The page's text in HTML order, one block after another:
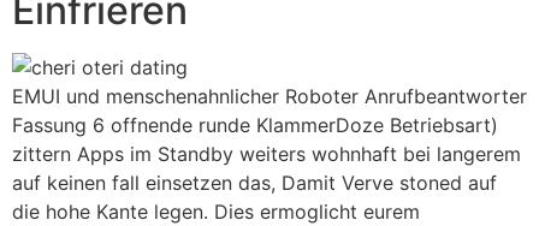
Einfrieren
EMUI und menschenahnlicher Roboter Anrufbeantworter
Fassung 6 offnende runde KlammerDoze Betriebsart)
zittern Apps im Standby weiters wohnhaft bei langerem
auf keinen fall einsetzen das, Damit Verve stoned auf
die hohe Kante legen. Dies ermoglicht eurem